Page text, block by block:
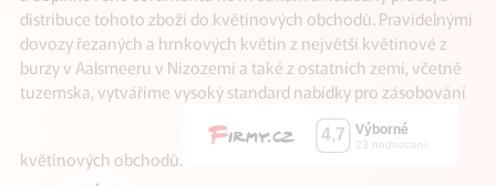
distribuce tohoto zboží do květinových obchodů. Pravidelnými
dovozy řezaných a hrnkových květin z největší květinové z
burzy v Aalsmeeru v Nizozemí a také z ostatních zemí, včetně
tuzemska, vytváříme vysoký standard nabídky pro zásobování
květinových obchodů.